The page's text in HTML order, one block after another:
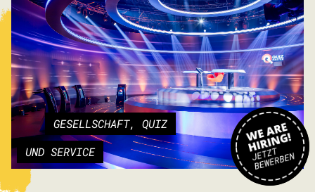
GESELLSCHAFT, QUIZ
UND SERVICE